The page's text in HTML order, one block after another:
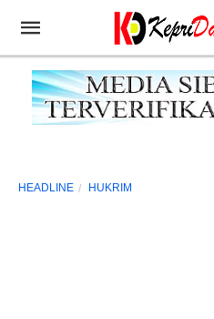
HEADLINE HUKRIM